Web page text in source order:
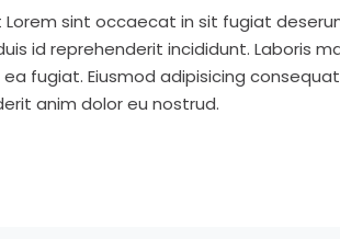
sint occaecat in sit fugiat
id reprehenderit incididunt. Laboris
fugiat. Eiusmod adipisicing
anim dolor eu nostrud.